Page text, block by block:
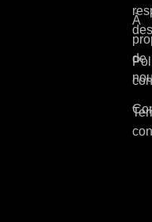
À
de